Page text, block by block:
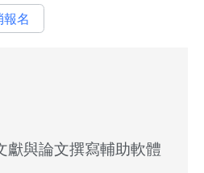
報名
獻與論文撰寫輔助軟體